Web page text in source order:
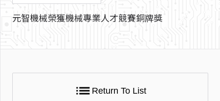
元智機械榮獲機械專業人才競賽銅牌獎
list Return To List